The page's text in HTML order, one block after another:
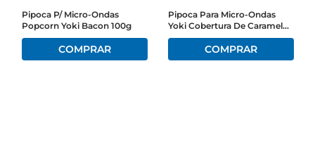
Pipoca P/ Micro-Ondas
Popcorn Yoki Bacon 100g
Pipoca Para Micro-Ondas
Yoki Cobertura De Caramelo
160g